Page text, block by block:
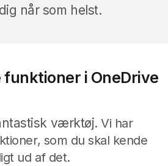
når som helst.
funktioner i OneDrive
værktøj.Vi har
som du skal kende
ud af det.